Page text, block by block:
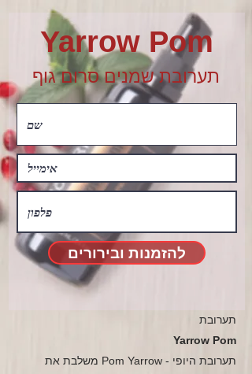
Yarrow Pom
תערובת שמנים סרום גוף
להזמנות ובירורים
תערובת
Yarrow Pom
תערובת היופי - Pom Yarrow משלבת את